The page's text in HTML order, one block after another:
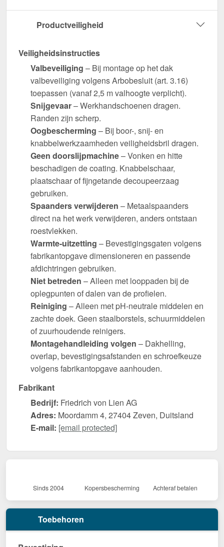
Productveiligheid
Veiligheidsinstructies
Valbeveiliging – Bij montage op het dak
valbeveiliging volgens Arbobesluit (art. 3.16)
toepassen (vanaf 2,5 m valhoogte verplicht).
Snijgevaar– Werkhandschoenen dragen.
Randen zijn scherp.
Oogbescherming – Bij boor-, snij- en
knabbelwerkzaamheden veiligheidsbril dragen.
Geen doorslijpmachine– Vonken en hitte
beschadigen de coating. Knabbelschaar,
plaatschaar of fijngetande decoupeerzaag
gebruiken.
Spaanders verwijderen – Metaalspaanders
direct na het werk verwijderen, anders ontstaan
roestvlekken.
Warmte-uitzetting – Bevestigingsgaten volgens
fabrikantopgave dimensioneren en passende
afdichtringen gebruiken.
Niet betreden – Alleen met looppaden bij de
oplegpunten of dalen van de profielen.
Reiniging – Alleen met pH-neutrale middelen en
zachte doek. Geen staalborstels, schuurmiddelen
of zuurhoudende reinigers.
Montagehandleiding volgen – Dakhelling,
overlap, bevestigingsafstanden en schroefkeuze
volgens fabrikantopgave aanhouden.
Fabrikant
Bedrijf: Friedrich von Lien AG
Adres: Moordamm 4, 27404 Zeven, Duitsland
E-mail: [email protected]
Sinds 2004 Kopersbescherming Achteraf betalen
Toebehoren